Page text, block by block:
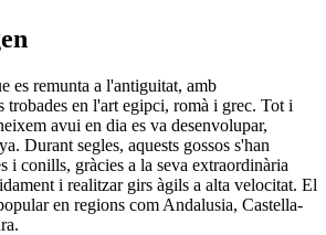
es remunta a l'antiguitat, amb
trobades en l'art egipci, romà i grec. Tot i
avui en dia es va desenvolupar,
Durant segles, aquests gossos s'han
i conills, gràcies a la seva extraordinària
i realitzar girs àgils a alta velocitat. El
en regions com Andalusia, Castella-